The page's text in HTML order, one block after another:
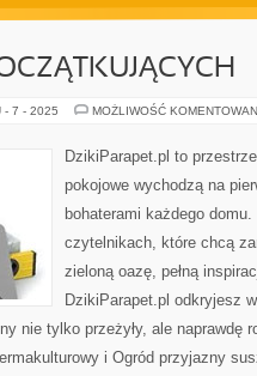
- 7 - 2025 MOŻLIWOŚĆ
DzikiParapet.pl to
pokojowe wychodzą na
bohaterami każdego
czytelnikach, które chcą
zieloną oazę, pełną
DzikiParapet.pl odkryjesz
nie tylko przeżyły, ale naprawdę
i Ogród przyjazny